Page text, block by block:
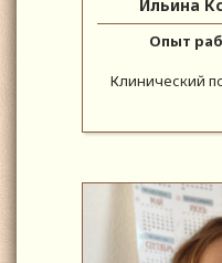
Ильина
Опыт
Клинический